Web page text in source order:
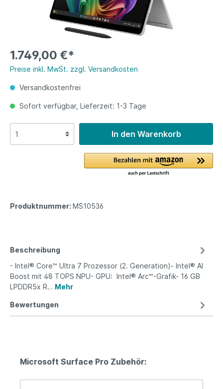
1.749,00 €*
Preise inkl. MwSt. zzgl. Versandkosten
Versandkostenfrei
Sofort verfügbar, Lieferzeit: 1-3 Tage
In den Warenkorb
Produktnummer: MS10536
Beschreibung
- Intel® Core™ Ultra 7 Prozessor (2. Generation)- Intel® AI
Boost mit 48 TOPS NPU- GPU: Intel® Arc™-Grafik- 16 GB
LPDDR5x R… Mehr
Bewertungen
Microsoft Surface Pro Zubehör: